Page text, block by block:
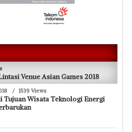
Venue Asian Games 2018
/ 1539 Views
Tujuan Wisata Teknologi Energi